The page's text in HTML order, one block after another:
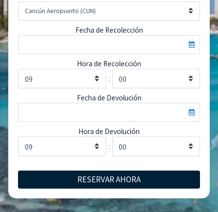
Fecha de Recolección
Hora de Recolección
:
Fecha de Devolución
Hora de Devolución
:
RESERVAR AHORA